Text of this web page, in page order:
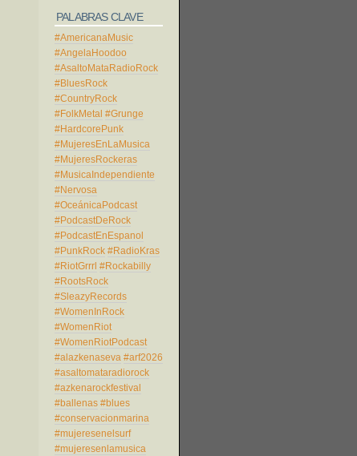
PALABRAS CLAVE
#AmericanaMusic
#AngelaHoodoo
#AsaltoMataRadioRock
#BluesRock
#CountryRock
#FolkMetal #Grunge
#HardcorePunk
#MujeresEnLaMusica
#MujeresRockeras
#MusicaIndependiente
#Nervosa
#OceánicaPodcast
#PodcastDeRock
#PodcastEnEspanol
#PunkRock #RadioKras
#RiotGrrrl #Rockabilly
#RootsRock
#SleazyRecords
#WomenInRock
#WomenRiot
#WomenRiotPodcast
#alazkenaseva #arf2026
#asaltomataradiorock
#azkenarockfestival
#ballenas #blues
#conservacionmarina
#mujeresenelsurf
#mujeresenlamusica